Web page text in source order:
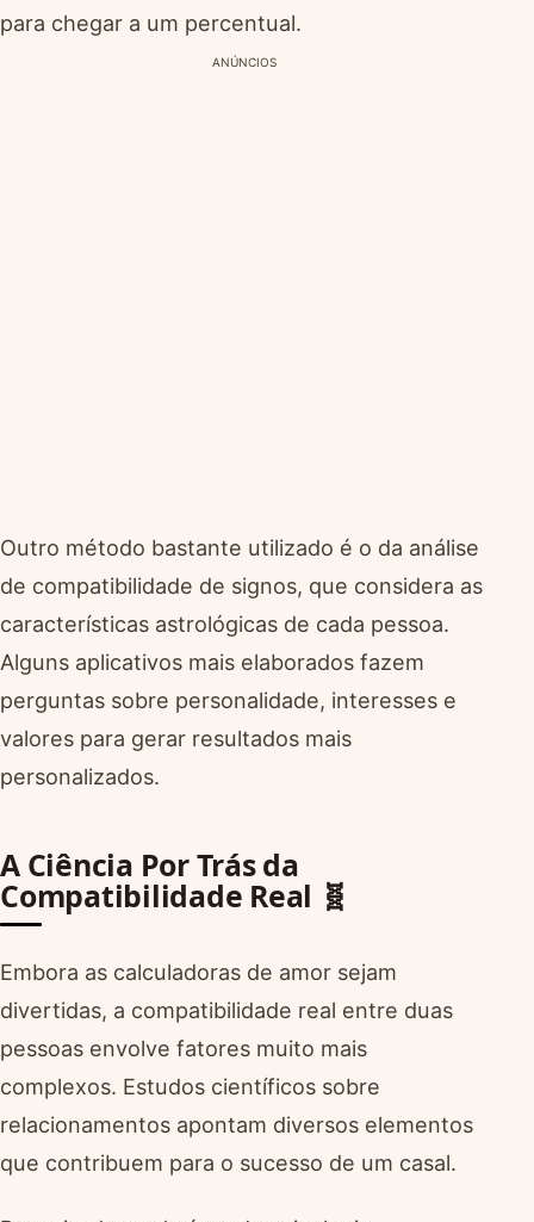
para chegar a um percentual.
ANÚNCIOS
Outro método bastante utilizado é o da análise
de compatibilidade de signos, que considera as
características astrológicas de cada pessoa.
Alguns aplicativos mais elaborados fazem
perguntas sobre personalidade, interesses e
valores para gerar resultados mais
personalizados.
A Ciência Por Trás da
Compatibilidade Real 🧬
Embora as calculadoras de amor sejam
divertidas, a compatibilidade real entre duas
pessoas envolve fatores muito mais
complexos. Estudos científicos sobre
relacionamentos apontam diversos elementos
que contribuem para o sucesso de um casal.